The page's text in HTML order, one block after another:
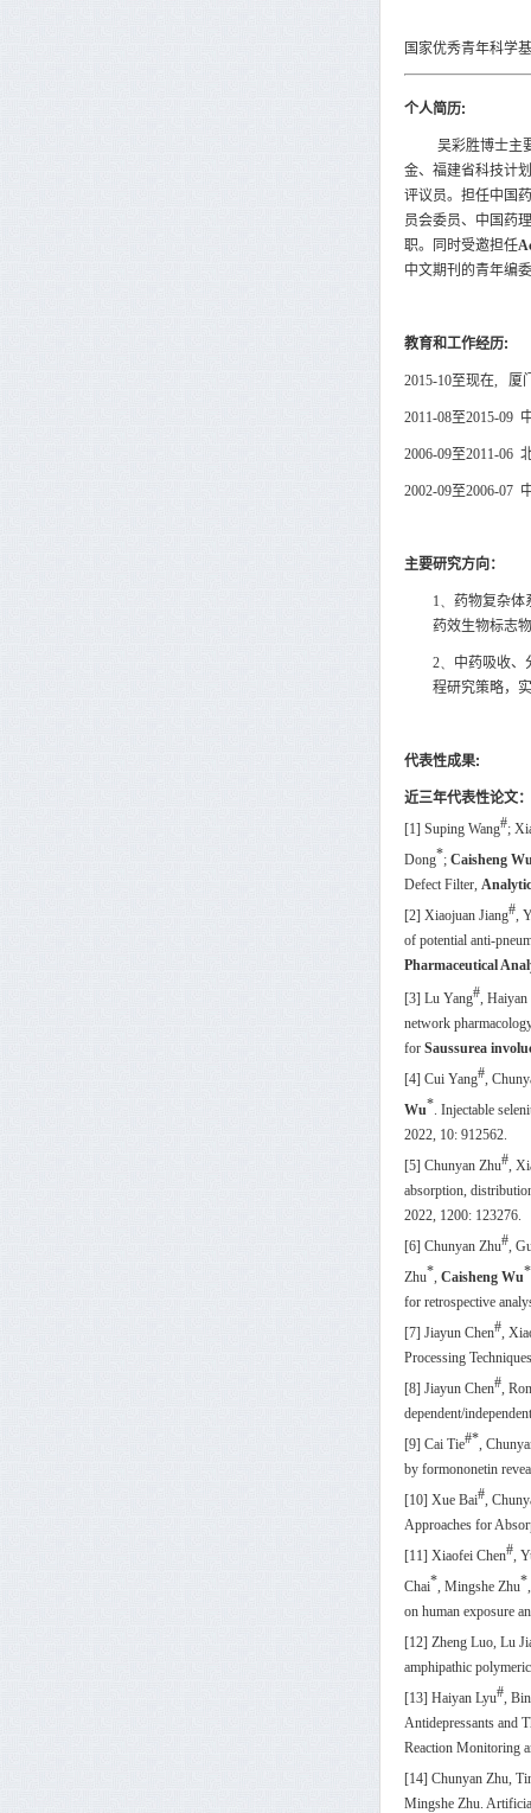
国家优秀青年科学
个人简历:
吴彩胜博士主
金、福建省科技计
评议员。担任中国
员会委员、中国药
职。同时受邀担任
中文期刊的青年编
教育和工作经历:
2015-10至现在, 厦
2011-08至2015-09
2006-09至2011-06
2002-09至2006-07
主要研究方向：
1、 药物复杂体
药效生物标志
2、 中药吸收、
程研究策略，
代表性成果:
近三年代表性论文：
[1] Suping Wang#;
Dong*; Caisheng
Defect Filter,
[2] Xiaojuan Jiang#,
of potential anti-
Pharmaceutical
[3] Lu Yang#, Haiyan
network
for Saussurea
[4] Cui Yang#,
Wu*. Injectable
2022, 10: 912562.
[5] Chunyan Zhu#,
absorption,
2022, 1200: 123276.
[6] Chunyan Zhu#,
Zhu*, Caisheng Wu*
for retrospective
[7] Jiayun Chen#,
Processing
[8] Jiayun Chen#,
dependent/
[9] Cai Tie#*,
by formononetin
[10] Xue Bai#,
Approaches for
[11] Xiaofei Chen#,
Chai*, Mingshe Zhu*
on human exposure
[12] Zheng Luo, Lu
amphipathic
[13] Haiyan Lyu#,
Antidepressants and
Reaction Monitoring
[14] Chunyan Zhu,
Mingshe Zhu.